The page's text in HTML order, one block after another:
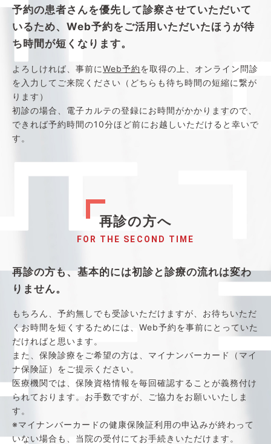
予約の患者さんを優先して診察させていただいて
いるため、Web予約をご活用いただいたほうが待
ち時間が短くなります。
よろしければ、事前にWeb予約を取得の上、オンライン問診
を入力してご来院ください（どちらも待ち時間の短縮に繋が
ります）
初診の場合、電子カルテの登録にお時間がかかりますので、
できれば予約時間の10分ほど前にお越しいただけると幸いで
す。
再診の方へ
FOR THE SECOND TIME
再診の方も、基本的には初診と診療の流れは変わ
りません。
もちろん、予約無しでも受診いただけますが、お待ちいただ
くお時間を短くするためには、Web予約を事前にとっていた
だければと思います。
また、保険診療をご希望の方は、マイナンバーカード（マイ
ナ保険証）をご提示ください。
医療機関では、保険資格情報を毎回確認することが義務付け
られております。お手数ですが、ご協力をお願いいたしま
す。
※マイナンバーカードの健康保険証利用の申込みが終わって
いない場合も、当院の受付にてお手続きいただけます。